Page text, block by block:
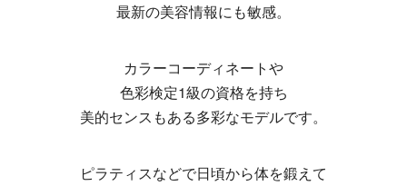
最新の美容情報にも敏感。
カラーコーディネートや
色彩検定1級の資格を持ち
美的センスもある多彩なモデルです。
ピラティスなどで日頃から体を鍛えて